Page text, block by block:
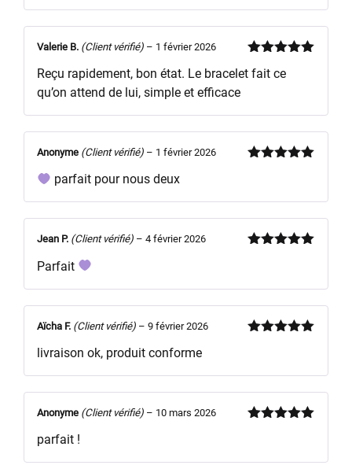
5
Valerie B. (Client vérifié) – 1 février 2026
Reçu rapidement, bon état. Le bracelet fait ce
qu’on attend de lui, simple et efficace
Anonyme (Client vérifié) – 1 février 2026
parfait pour nous deux
Jean P. (Client vérifié) – 4 février 2026
Parfait
Aïcha F. (Client vérifié) – 9 février 2026
livraison ok, produit conforme
Anonyme (Client vérifié) – 10 mars 2026
parfait !